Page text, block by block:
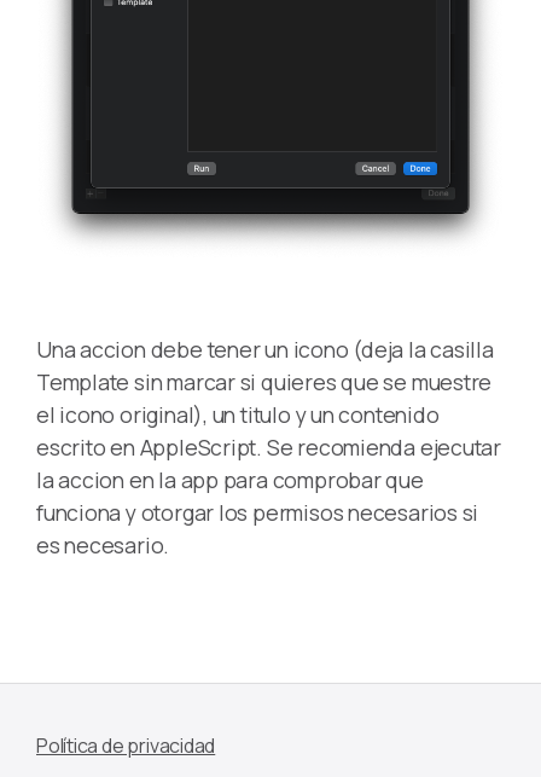
Una accion debe tener un icono (deja la casilla
Template sin marcar si quieres que se muestre
el icono original), un titulo y un contenido
escrito en AppleScript. Se recomienda ejecutar
la accion en la app para comprobar que
funciona y otorgar los permisos necesarios si
es necesario.
Política de privacidad